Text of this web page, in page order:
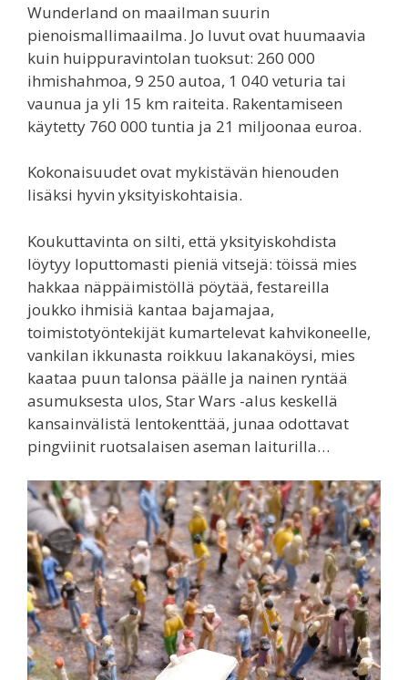
Wunderland on maailman suurin
pienoismallimaailma. Jo luvut ovat huumaavia
kuin huippuravintolan tuoksut: 260 000
ihmishahmoa, 9 250 autoa, 1 040 veturia tai
vaunua ja yli 15 km raiteita. Rakentamiseen
käytetty 760 000 tuntia ja 21 miljoonaa euroa.
Kokonaisuudet ovat mykistävän hienouden
lisäksi hyvin yksityiskohtaisia.
Koukuttavinta on silti, että yksityiskohdista
löytyy loputtomasti pieniä vitsejä: töissä mies
hakkaa näppäimistöllä pöytää, festareilla
joukko ihmisiä kantaa bajamajaa,
toimistotyöntekijät kumartelevat kahvikoneelle,
vankilan ikkunasta roikkuu lakanaköysi, mies
kaataa puun talonsa päälle ja nainen ryntää
asumuksesta ulos, Star Wars -alus keskellä
kansainvälistä lentokenttää, junaa odottavat
pingviinit ruotsalaisen aseman laiturilla…